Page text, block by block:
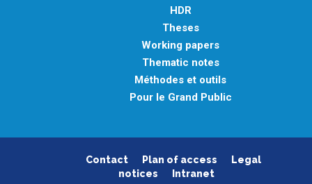
HDR
Theses
Working papers
Thematic notes
Méthodes et outils
Pour le Grand Public
Contact Plan of access
Legal
notices
Intranet